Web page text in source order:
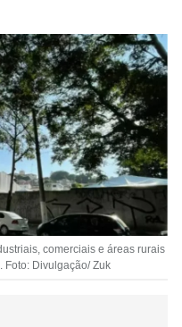
comerciais e áreas rurais
Foto: Divulgação/ Zuk